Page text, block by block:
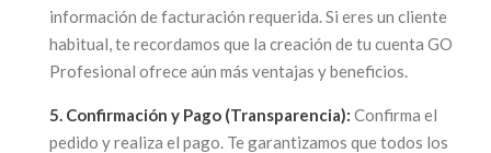
información de facturación requerida. Si eres un cliente
habitual, te recordamos que la creación de tu cuenta GO
Profesional ofrece aún más ventajas y beneficios.
5. Confirmación y Pago (Transparencia): Confirma el
pedido y realiza el pago. Te garantizamos que todos los